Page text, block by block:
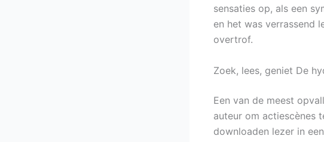
sensaties op, als een
en het was verrassend
overtrof.
Zoek, lees, geniet De
Een van de meest
auteur om actiescènes
downloaden lezer in